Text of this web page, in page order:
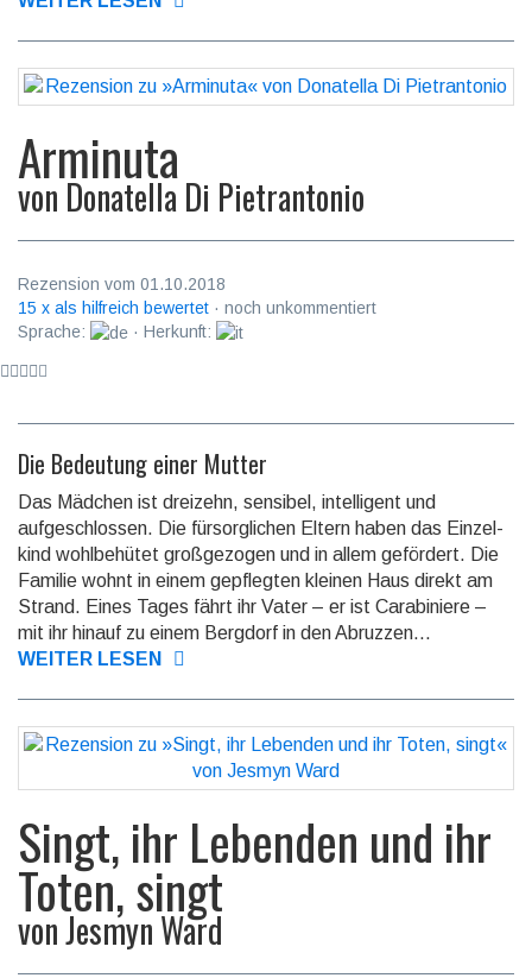
Arminuta
von Donatella Di Pietrantonio
Rezension vom 01.10.2018
15 x als hilfreich bewertet · noch unkommentiert
Sprache:
· Herkunft:
Die Bedeutung einer Mutter
Das Mädchen ist dreizehn, sensibel, intelligent und
aufgeschlossen. Die fürsorg­lichen Eltern haben das Einzel­
kind wohlbe­hütet großge­zogen und in allem gefördert. Die
Familie wohnt in einem gepflegten kleinen Haus direkt am
Strand. Eines Tages fährt ihr Vater – er ist Cara­biniere –
mit ihr hinauf zu einem Bergdorf in den Abruzzen...
WEITER LESEN
Singt, ihr Lebenden und ihr
Toten, singt
vonJesmyn Ward